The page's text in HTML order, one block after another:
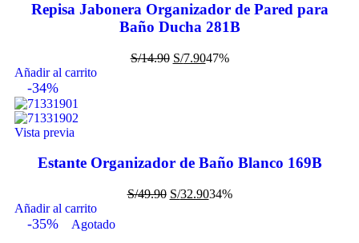
Repisa Jabonera Organizador de Pared para
Baño Ducha 281B
S/14.90 S/7.9047%
Añadir al carrito
-34%
Vista previa
Estante Organizador de Baño Blanco 169B
S/49.90 S/32.9034%
Añadir al carrito
-35% Agotado